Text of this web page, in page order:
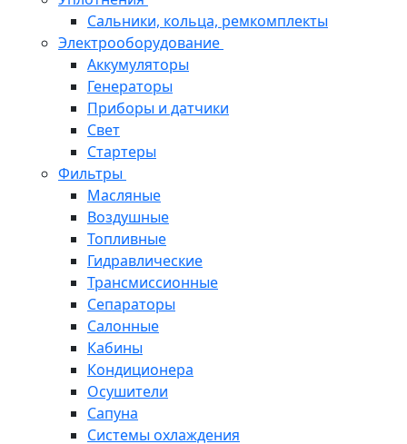
Сальники, кольца, ремкомплекты
Электрооборудование
Аккумуляторы
Генераторы
Приборы и датчики
Свет
Стартеры
Фильтры
Масляные
Воздушные
Топливные
Гидравлические
Трансмиссионные
Сепараторы
Салонные
Кабины
Кондиционера
Осушители
Сапуна
Системы охлаждения